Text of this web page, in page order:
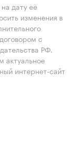
дату её
изменения в
с
РФ.
актуальное
интернет-сайт